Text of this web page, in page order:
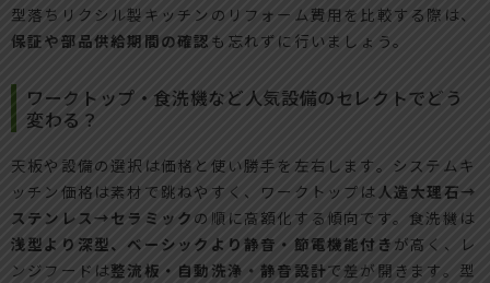
型落ちリクシル製キッチンのリフォーム費用を比較する際は、
保証や部品供給期間の確認 も忘れずに行いましょう。
ワークトップ・食洗機など人気設備のセレクトでどう
変わる？
天板や設備の選択は価格と使い勝手を左右します。システムキ
ッチン価格は素材で跳ねやすく、ワークトップは 人造大理石→
ステンレス→セラミック の順に高額化する傾向です。食洗機は
浅型より深型、ベーシックより静音・節電機能付き が高く、レ
ンジフードは整流板・自動洗浄・静音設計で差が開きます。型